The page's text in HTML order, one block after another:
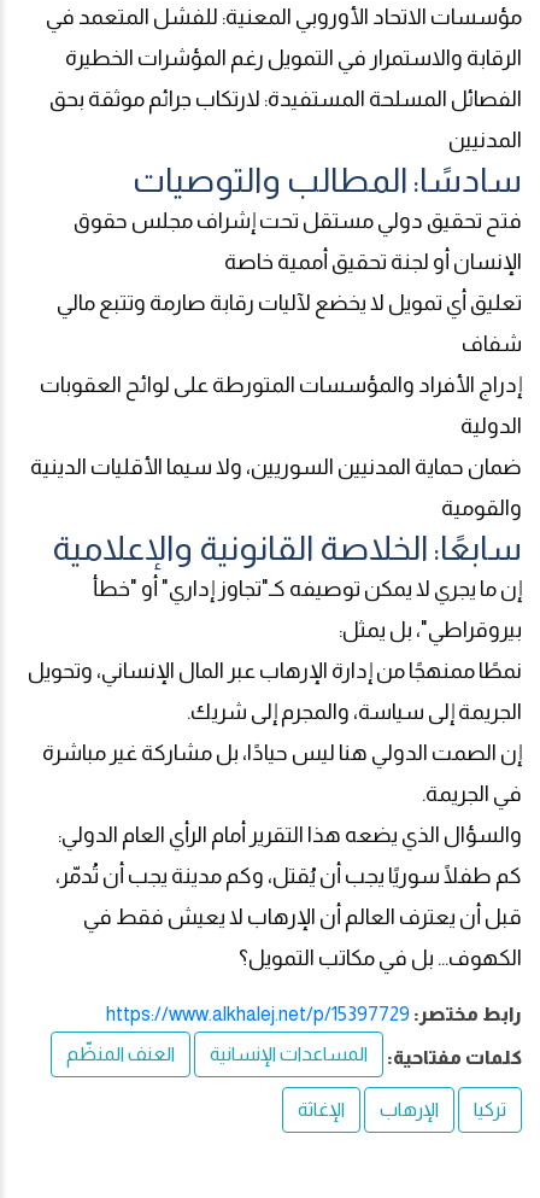
مؤسسات الاتحاد الأوروبي المعنية: للفشل المتعمد في
الرقابة والاستمرار في التمويل رغم المؤشرات الخطيرة
الفصائل المسلحة المستفيدة: لارتكاب جرائم موثقة بحق
المدنيين
سادسًا: المطالب والتوصيات
فتح تحقيق دولي مستقل تحت إشراف مجلس حقوق
الإنسان أو لجنة تحقيق أممية خاصة
تعليق أي تمويل لا يخضع لآليات رقابة صارمة وتتبع مالي
شفاف
إدراج الأفراد والمؤسسات المتورطة على لوائح العقوبات
الدولية
ضمان حماية المدنيين السوريين، ولا سيما الأقليات الدينية
والقومية
سابعًا: الخلاصة القانونية والإعلامية
إن ما يجري لا يمكن توصيفه كـ"تجاوز إداري" أو "خطأ
بيروقراطي"، بل يمثل:
نمطًا ممنهجًا من إدارة الإرهاب عبر المال الإنساني، وتحويل
الجريمة إلى سياسة، والمجرم إلى شريك.
إن الصمت الدولي هنا ليس حيادًا، بل مشاركة غير مباشرة
في الجريمة.
والسؤال الذي يضعه هذا التقرير أمام الرأي العام الدولي:
كم طفلًا سوريًا يجب أن يُقتل، وكم مدينة يجب أن تُدمّر،
قبل أن يعترف العالم أن الإرهاب لا يعيش فقط في
الكهوف... بل في مكاتب التمويل؟
رابط مختصر: https://www.alkhalej.net/p/15397729
كلمات مفتاحية: المساعدات الإنسانية العنف المنظّم
تركيا الإرهاب الإغاثة